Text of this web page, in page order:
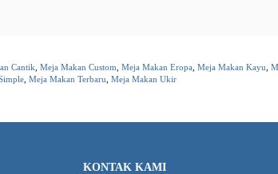
Cantik Meja Makan Custom Meja Makan Eropa Meja Makan Kayu
Meja Makan Terbaru Meja Makan Ukir
KONTAK KAMI